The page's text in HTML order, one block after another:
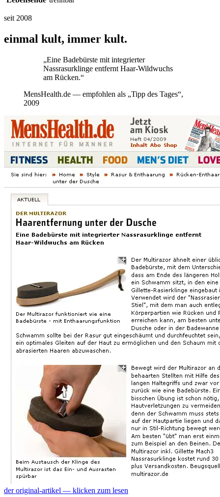
seit 2008
einmal kult, immer kult.
„Eine Badebürste mit integrierter
Nassrasurklinge entfernt Haar-Wildwuchs
am Rücken.“
MensHealth.de — empfohlen als „Tipp des Tages“,
2009
der original-artikel — klicken zum lesen